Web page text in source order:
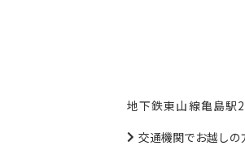
地下鉄東山線亀島駅
交通機関でお越し